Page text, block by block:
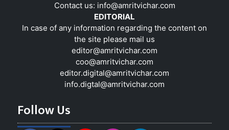
Contact us: info@amritvichar.com
EDITORIAL
In case of any information regarding the content on
the site please mail us
editor@amritvichar.com
coo@amritvichar.com
editor.digital@amritvichar.com
info.digtal@amritvichar.com
Follow Us